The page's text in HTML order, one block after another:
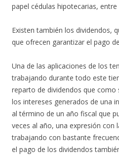
papel cédulas hipotecarias,
Existen también los dividendos,
que ofrecen garantizar el pago
Una de las aplicaciones de los
trabajando durante todo este
reparto de dividendos que como
los intereses generados de una
al término de un año fiscal que
veces al año, una expresión con
trabajando con bastante
el pago de los dividendos